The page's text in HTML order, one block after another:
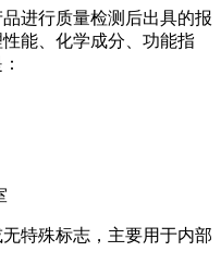
进行质量检测后出具的报
能、化学成分、功能指
特殊标志，主要用于内部